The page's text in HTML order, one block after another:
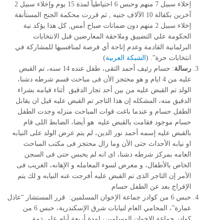
إخلاء سبيل 7 منهم وحبس 6 احتياطياً لمدة 15 يوم وإخلاء سبيل 2
آخرين بكفالة 10 الآلاف جنيه , ثم قررت محكمة الجنح المستأنفة
إخلاء سبيل 2 منهم دون ضمانات صباح أمس, كل هذا يؤكد نية
الحكومة علي التضييق وملاحقة المعارضين قبل الانتخابات
البرلمانية القادمة وعدم إتاحة أي فرصة لمنافسيها للمشاركة في
انتخابات حرة”
. ( الشبكة العربية)
رسالة
: حسام رئيف أحمد التقى، طفل عنده 14 سنه، تم القبض
عليه من 4 ايام و هو محتجز الأن فى مباحث قسم شرطه دشنا،
الولد تم القبض عليه من بين أحد تجار الدقيق أثناء قيامه بشراء
الدقيق منه، المشكله إن هذا التاجر تم القبض عليه قيل ان يقابل
الطفل حسام و عندما باغت قوات المباحث منزله وجدت الطفل
حسام موجود فقامت بالقبض عليه هو أيضا، الضابط اللى قام
بالقبض عليه إسمه أحمد نور الدين، لم يتم عرض الولد على النيابه
او نيابه الأحداث حتى الأن وما زال محتجز فى مكتب المباحث
العامه بمركز شرطه دشنا، اى انه لم يحبس حتى فى السجن
الخاص بالأطفال، و معرض لسوء المعامله و الإهانه، الغريب فى
الأمر إن التاجر الذى تم القبض عليه أفرجت عنه النيابه و لك يتم
الإفراج بعد عن الطفل حسام
حبس 6 من كوادر جماعة الإخوان المسلمين: قرر المستشار “عادل
عمارة”، المحامي العام لنيابات شرق الإسكندرية، حبس 6 من